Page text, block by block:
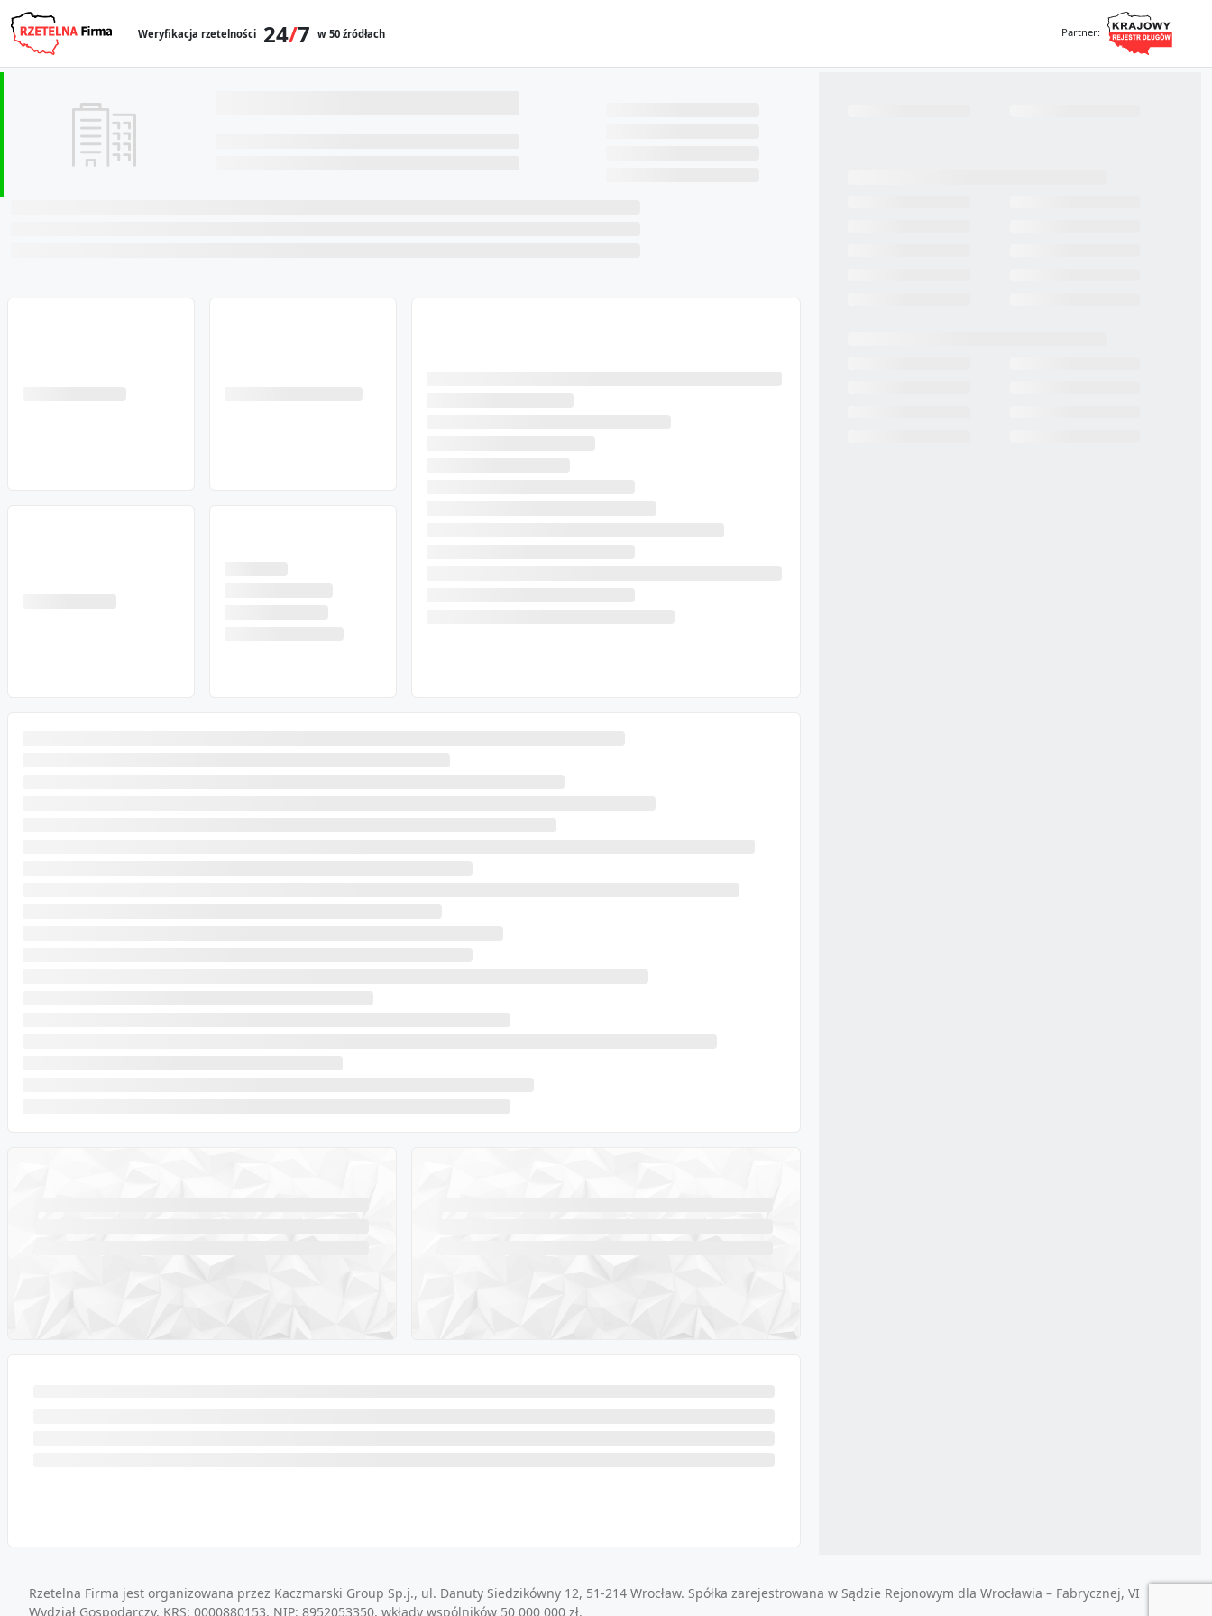
Weryfikacja rzetelności 24/7 w 50 źródłach Partner:
Rzetelna Firma jest organizowana przez Kaczmarski Group Sp.j., ul. Danuty Siedzikówny 12, 51-214 Wrocław. Spółka zarejestrowana w Sądzie Rejonowym dla Wrocławia – Fabrycznej, VI
Wydział Gospodarczy, KRS: 0000880153, NIP: 8952053350, wkłady wspólników 50 000 000 zł.